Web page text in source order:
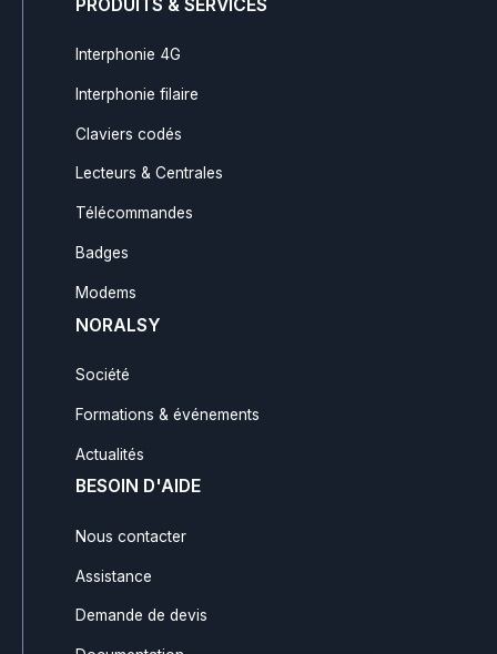
PRODUITS & SERVICES
Interphonie 4G
Interphonie filaire
Claviers codés
Lecteurs & Centrales
Télécommandes
Badges
Modems
NORALSY
Société
Formations & événements
Actualités
BESOIN D'AIDE
Nous contacter
Assistance
Demande de devis